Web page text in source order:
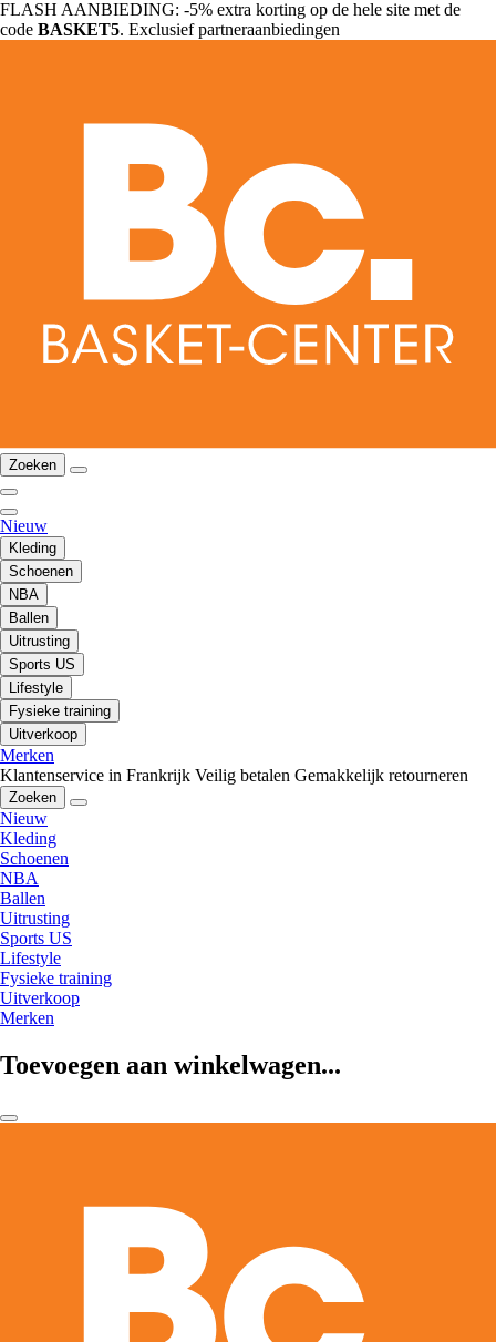
FLASH AANBIEDING: -5% extra korting op de hele site met de
code BASKET5. Exclusief partneraanbiedingen
Zoeken
Nieuw
Kleding
Schoenen
NBA
Ballen
Uitrusting
Sports US
Lifestyle
Fysieke training
Uitverkoop
Merken
Klantenservice in Frankrijk Veilig betalen Gemakkelijk retourneren
Zoeken
Nieuw
Kleding
Schoenen
NBA
Ballen
Uitrusting
Sports US
Lifestyle
Fysieke training
Uitverkoop
Merken
Toevoegen aan winkelwagen...